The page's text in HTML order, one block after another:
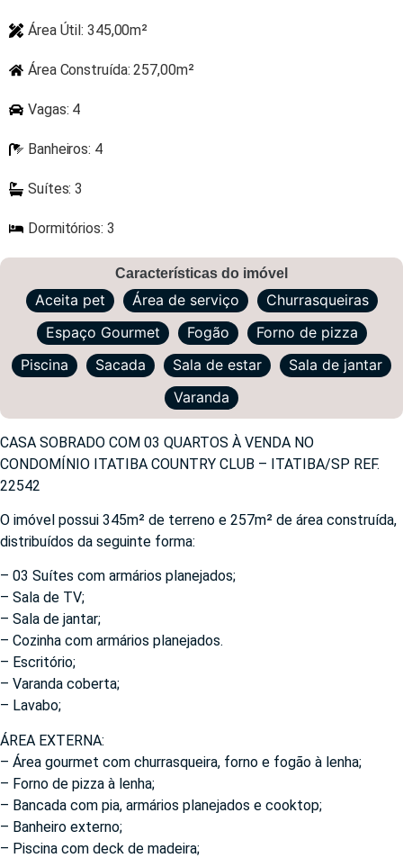
Área Útil: 345,00m²
Área Construída: 257,00m²
Vagas: 4
Banheiros: 4
Suítes: 3
Dormitórios: 3
Características do imóvel
Aceita pet Área de serviço
Churrasqueiras
Espaço Gourmet
Fogão
Forno de pizza
Piscina
Sacada Sala de estar
Sala de jantar
Varanda
CASA SOBRADO COM 03 QUARTOS À VENDA NO
CONDOMÍNIO ITATIBA COUNTRY CLUB – ITATIBA/SP REF.
22542
O imóvel possui 345m² de terreno e 257m² de área construída,
distribuídos da seguinte forma:
– 03 Suítes com armários planejados;
– Sala de TV;
– Sala de jantar;
– Cozinha com armários planejados.
– Escritório;
– Varanda coberta;
– Lavabo;
ÁREA EXTERNA:
– Área gourmet com churrasqueira, forno e fogão à lenha;
– Forno de pizza à lenha;
– Bancada com pia, armários planejados e cooktop;
– Banheiro externo;
– Piscina com deck de madeira;